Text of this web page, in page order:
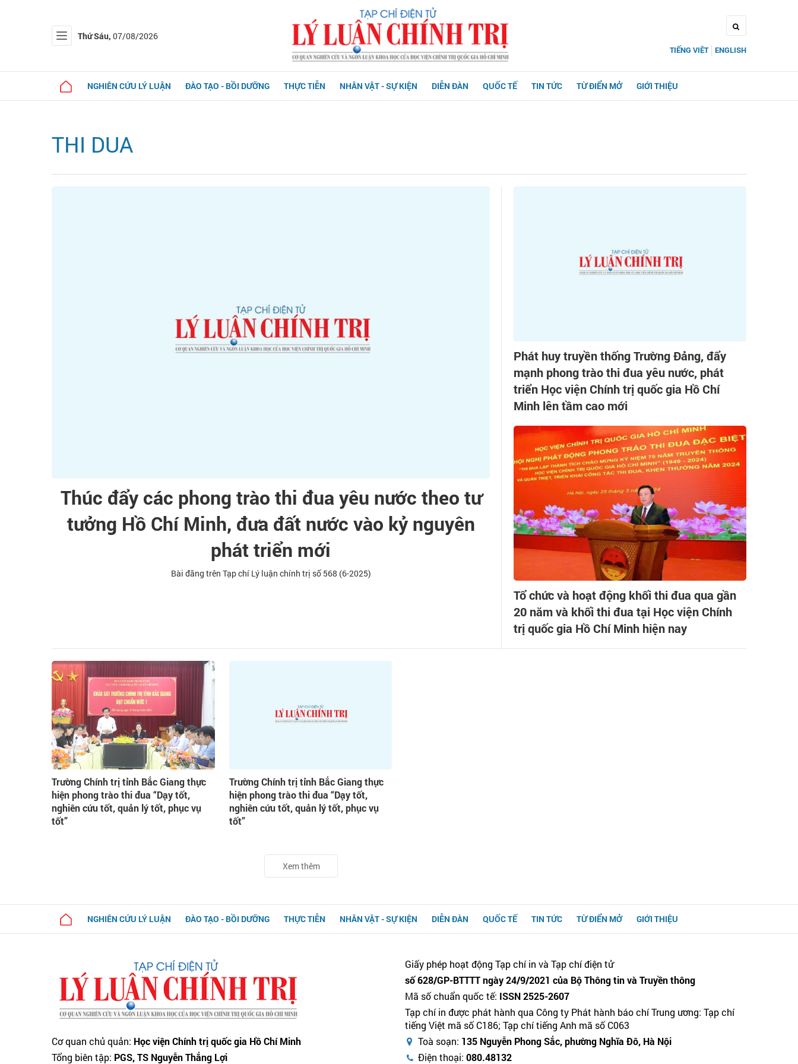
Thứ Sáu, 07/08/2026
TIẾNG VIỆT ENGLISH
NGHIÊN CỨU LÝ LUẬN ĐÀO TẠO - BỒI DƯỠNG THỰC TIỄN NHÂN VẬT - SỰ KIỆN DIỄN ĐÀN QUỐC TẾ TIN TỨC TỪ ĐIỂN MỞ GIỚI THIỆU
THI DUA
Thúc đẩy các phong trào thi đua yêu nước theo tư
tưởng Hồ Chí Minh, đưa đất nước vào kỷ nguyên
phát triển mới
Bài đăng trên Tạp chí Lý luận chính trị số 568 (6-2025)
Phát huy truyền thống Trường Đảng, đẩy
mạnh phong trào thi đua yêu nước, phát
triển Học viện Chính trị quốc gia Hồ Chí
Minh lên tầm cao mới
Tổ chức và hoạt động khối thi đua qua gần
20 năm và khối thi đua tại Học viện Chính
trị quốc gia Hồ Chí Minh hiện nay
Trường Chính trị tỉnh Bắc Giang thực
hiện phong trào thi đua “Dạy tốt,
nghiên cứu tốt, quản lý tốt, phục vụ
tốt”
Trường Chính trị tỉnh Bắc Giang thực
hiện phong trào thi đua “Dạy tốt,
nghiên cứu tốt, quản lý tốt, phục vụ
tốt”
Xem thêm
NGHIÊN CỨU LÝ LUẬN ĐÀO TẠO - BỒI DƯỠNG THỰC TIỄN NHÂN VẬT - SỰ KIỆN DIỄN ĐÀN QUỐC TẾ TIN TỨC TỪ ĐIỂN MỞ GIỚI THIỆU
Cơ quan chủ quản: Học viện Chính trị quốc gia Hồ Chí Minh
Tổng biên tập: PGS, TS Nguyễn Thắng Lợi
Giấy phép hoạt động Tạp chí in và Tạp chí điện tử
số 628/GP-BTTTT ngày 24/9/2021 của Bộ Thông tin và Truyền thông
Mã số chuẩn quốc tế: ISSN 2525-2607
Tạp chí in được phát hành qua Công ty Phát hành báo chí Trung ương: Tạp chí
tiếng Việt mã số C186; Tạp chí tiếng Anh mã số C063
Toà soạn: 135 Nguyễn Phong Sắc, phường Nghĩa Đô, Hà Nội
Điện thoại: 080.48132